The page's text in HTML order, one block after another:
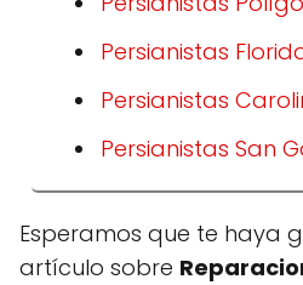
Persianistas
Persianistas
Persianistas San
Esperamos que te haya
artículo sobre